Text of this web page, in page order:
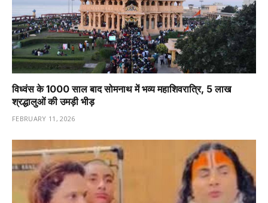
विध्वंस के 1000 साल बाद सोमनाथ में भव्य महाशिवरात्रि, 5 लाख
श्रद्धालुओं की उमड़ी भीड़
FEBRUARY 11, 2026